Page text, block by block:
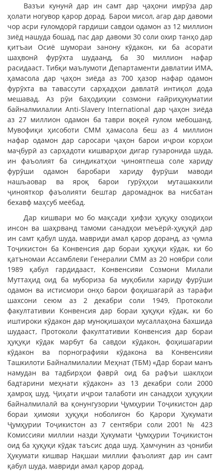
Вазъи кунунӣ дар ин самт дар ҷаҳони имрӯза дар
ҳолати ногувор қарор дорад. Барои мисол, агар дар давоми
чор асри ғуломдорӣ гардиши савдои одамон аз 12 миллион
зиёд нашуда бошад, пас дар давоми 30 соли охир танҳо дар
қитъаи Осиё шумораи занону кӯдакон, ки ба асорати
шаҳвонӣ фурӯхта шудаанд, ба 30 миллион нафар
расидааст. Тибқи маълумоти Департаменти давлатии ИМА,
ҳамасола дар ҷаҳон зиёда аз 700 ҳазор нафар одамон
фурӯхта ва тавассути сарҳадҳои давлатӣ интиқол дода
мешавад. Аз рӯи баҳодиҳии созмони ғайриҳукуматии
байналмилалии Anti-Slavery International дар ҷаҳон зиёда
аз 27 миллион одамон ба таври воқеӣ ғулом мебошанд.
Мувофиқи ҳисоботи СММ ҳамасола беш аз 4 миллион
нафар одамон дар саросари ҷаҳон барои иҷрои корҳои
маҷбурӣ аз сарҳадоти кишварҳои дигар гузаронида шуда,
ин фаъолият ба синдикатҳои ҷиноятпеша соле хариду
фурӯши одамон баробари хариду фурӯши маводи
нашъаовар ва яроқ барои гурӯҳҳои муташаккили
ҷинояткор фаъолияти бештар даромаднок ва нисбатан
бехавф маҳсуб меёбад.
Дар кишвари мо бо мақсади ҳифзи ҳуқуқу озодиҳои
инсон ва шаҳрванд тамоми санадҳои меъёрӣ-ҳуқуқӣ дар
ин самт қабул шуда, мавриди амал қарор доранд, аз ҷумла
Тоҷикистон ба Конвенсия дар бораи ҳуқуқи кӯдак, ки бо
қатъномаи Ассамблеяи Генералии СММ аз 20 ноябри соли
1989 қабул гардидааст, Конвенсияи Созмони Милали
Муттаҳид оид ба мубориза ба муқобили хариду фурӯши
одамон ва истисмори онҳо барои фоҳишагарӣ аз тарафи
шахсони сеюм аз 2 декабри соли 1949, Протоколи
факултативии Конвенсия дар бораи ҳуқуқи кӯдак, ки бо
иштироки кӯдакон дар муноқишаҳои мусаллаҳона бахшида
шудааст, Протоколи факултативии Конвенсия дар бораи
ҳуқуқи кӯдак марбут ба савдои кӯдакон, фоҳишагарии
кӯдакон ва порнографияи кӯдакона ва Конвенсияи
Ташкилоти Байналмилалии Меҳнат (ТБМ) «Дар бораи манъ
намудан ва тадбирҳои фаврӣ оид ба рафъи шаклҳои
бадтарини меҳнати кӯдакон» аз 13 декабри соли 2000
ҳамроҳ шуд. Ҷиҳати иҷрои талаботи ин санадҳои ҳуқуқии
байналмилалӣ ва қонунгузории Ҷумҳурии Тоҷикистон дар
бораи ҳимояи ҳуқуқи ноболиғон бо Қарори Ҳукумати
Ҷумҳурии Тоҷикистон аз 7 сентябри соли 2001 № 423
Комиссияи миллии назди Ҳукумати Ҷумҳурии Тоҷикистон
оид ба ҳуқуқи кӯдак таъсис дода шуд. Ҳамчунин аз ҷониби
Ҳукумати кишвар Нақшаи миллии фаъолият дар ин самт
қабул шуда, мавриди амал қарор дорад.